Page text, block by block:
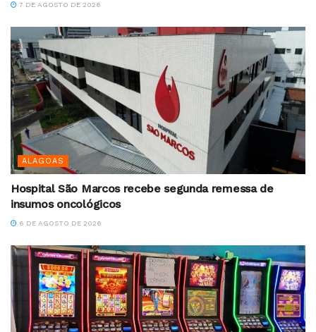
7 DE AGOSTO DE 2026
ALAGOAS
Hospital São Marcos recebe segunda remessa de
insumos oncológicos
6 DE AGOSTO DE 2026